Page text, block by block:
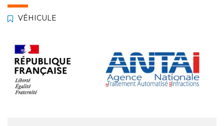
VÉHICULE